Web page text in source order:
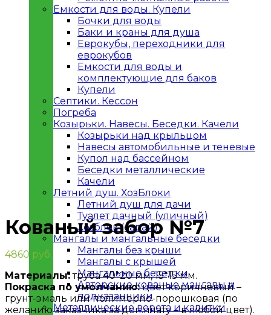
Емкости для воды. Купели
Бочки для воды
Баки и краны для душа
Еврокубы, переходники для
еврокубов
Емкости для воды и
комплектующие для баков
Купели
Септики. Кессон
Погреба
Козырьки. Навесы. Беседки. Качели
Козырьки над крыльцом
Навесы автомобильные и теневые
Купол над бассейном
Беседки металлическиe
Качели
Летний душ. ХозБлоки
Летний душ для дачи
Туалет дачный (уличный)
Хозблок (сарай)
Мангалы и мангальные беседки
Мангалы без крыши
Мангалы с крышей
Мангальные беседки
Авторские кованые мангалы и
подказанники
Металлическиe ворота и калитки
Кованый забор №7
4860 руб.
Материалы:труба 40*20 мм, 15*15 мм.
Покраска по умолчанию:цвет коричневый –
грунт-эмаль или полимерно-порошковая (по
желанию заказчика за доп.плату – в любой цвет).